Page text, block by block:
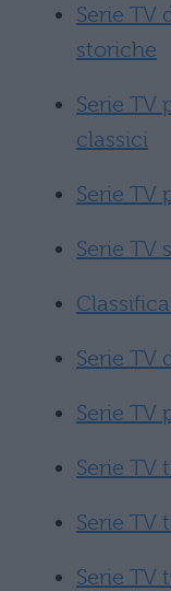
Serie TV
storiche
Serie TV
classici
Serie TV
Serie TV
Serie TV
Serie TV
Serie TV
Serie TV
Serie TV